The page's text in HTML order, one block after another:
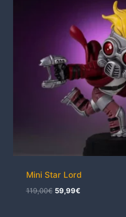
Mini Star Lord
119,00€ El
59,99€El